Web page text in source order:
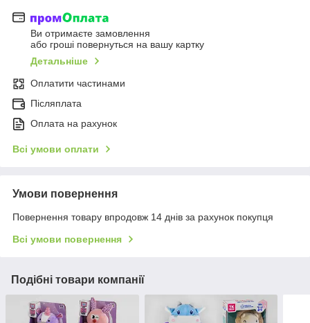
Ви отримаєте замовлення
або гроші повернуться на вашу картку
Детальніше
Оплатити частинами
Післяплата
Оплата на рахунок
Всі умови оплати
Умови повернення
Повернення товару впродовж 14 днів за рахунок покупця
Всі умови повернення
Подібні товари компанії